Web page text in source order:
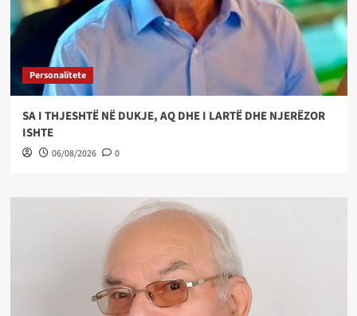
Personalitete
SA I THJESHTË NË DUKJE, AQ DHE I LARTË DHE NJERËZOR
ISHTE
06/08/2026 0